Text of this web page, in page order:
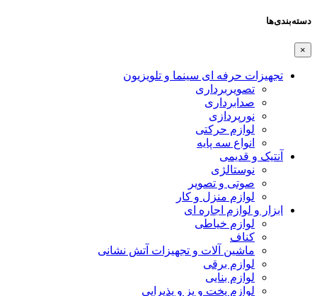
دسته‌بندی‌ها
×
تجهیزات حرفه ای سینما و تلویزیون
تصویربرداری
صدابرداری
نورپردازی
لوازم حرکتی
انواع سه پایه
آنتیک و قدیمی
نوستالژی
صوتی و تصویر
لوازم منزل و کار
ابزار و لوازم اجاره ای
لوازم خیاطی
کناف
ماشین آلات و تجهیزات آتش نشانی
لوازم برقی
لوازم بنایی
لوازم پخت و پز و پذیرایی